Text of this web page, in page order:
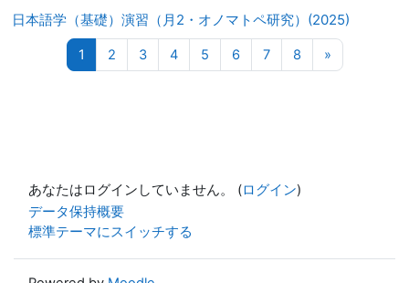
日本語学（基礎）演習（月2・オノマトペ研究）(2025)
1 ページ 1
2ページ 2
3ページ 3
4ページ 4
5ページ 5
6ページ 6
7ページ 7
8ページ 8
»次のページ
あなたはログインしていません。 (ログイン)
データ保持概要
標準テーマにスイッチする